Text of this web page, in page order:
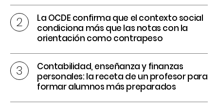
La OCDE confirma que el contexto social
condiciona más que las notas con la
orientación como contrapeso
Contabilidad, enseñanza y finanzas
personales: la receta de un profesor para
formar alumnos más preparados